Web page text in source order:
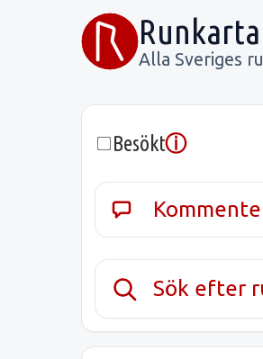
Alla Sveriges
Besöktⓘ
Sök efter